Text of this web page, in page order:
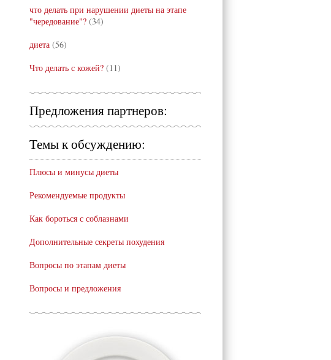
что делать при нарушении диеты на этапе
"чередование"? (34)
диета (56)
Что делать с кожей? (11)
Предложения партнеров:
Темы к обсуждению:
Плюсы и минусы диеты
Рекомендуемые продукты
Как бороться с соблазнами
Дополнительные секреты похудения
Вопросы по этапам диеты
Вопросы и предложения